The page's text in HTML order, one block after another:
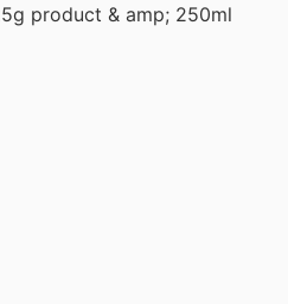
product & amp; 250ml